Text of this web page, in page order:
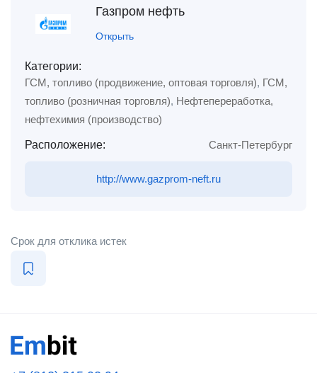
Газпром нефть
Открыть
Категории:
ГСМ, топливо (продвижение, оптовая торговля), ГСМ,
топливо (розничная торговля), Нефтепереработка,
нефтехимия (производство)
Расположение: Санкт-Петербург
http://www.gazprom-neft.ru
Срок для отклика истек